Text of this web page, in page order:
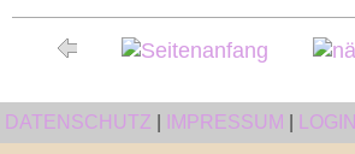
DATENSCHUTZ IMPRESSUM LOGIN